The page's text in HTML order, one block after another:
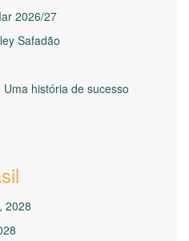
2026/27
Safadão
história de sucesso
2028